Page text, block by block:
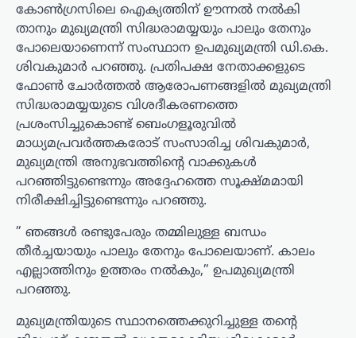
കോൺഗ്രസിലെ ഐക്യത്തിന് ഊന്നൽ നൽകി
താനും മുഖ്യമന്ത്രി സിദ്ധരാമയ്യയും പാലും തേനും
പോലെയാണെന്ന് സംസ്ഥാന ഉപമുഖ്യമന്ത്രി ഡി.കെ.
ശിവകുമാർ പറഞ്ഞു. പ്രതിപക്ഷ നേതാക്കളുടെ
ഫോൺ ചോർത്തൽ ആരോപണങ്ങളിൽ മുഖ്യമന്ത്രി
സിദ്ധരാമയ്യയുടെ വിശദീകരണത്തെ
പ്രശംസിച്ചുകൊണ്ട് ബെംഗളൂരുവിൽ
മാധ്യമപ്രവർത്തകരോട് സംസാരിച്ച ശിവകുമാർ,
മുഖ്യമന്ത്രി അനുഭവത്തിന്റെ വാക്കുകൾ
പറഞ്ഞിട്ടുണ്ടെന്നും അദ്ദേഹത്തെ സൂക്ഷ്മമായി
നിരീക്ഷിച്ചിട്ടുണ്ടെന്നും പറഞ്ഞു.
” ഞങ്ങൾ രണ്ടുപേരും തമ്മിലുള്ള ബന്ധം
തീർച്ചയായും പാലും തേനും പോലെയാണ്. കാലം
എല്ലാത്തിനും ഉത്തരം നൽകും,” ഉപമുഖ്യമന്ത്രി
പറഞ്ഞു.
മുഖ്യമന്ത്രിയുടെ സ്ഥാനത്തെക്കുറിച്ചുള്ള തന്റെ